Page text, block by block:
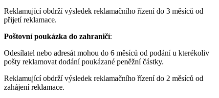
Reklamující obdrží výsledek reklamačního řízení do 3 měsíců od
přijetí reklamace.
Poštovní poukázka do zahraničí:
Odesílatel nebo adresát mohou do 6 měsíců od podání u kterékoliv
pošty reklamovat dodání poukázané peněžní částky.
Reklamující obdrží výsledek reklamačního řízení do 2 měsíců od
zahájení reklamace.